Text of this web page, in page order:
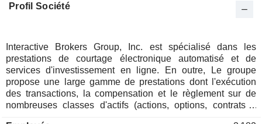
Profil Société
Interactive Brokers Group, Inc. est spécialisé dans les
prestations de courtage électronique automatisé et de
services d'investissement en ligne. En outre, Le groupe
propose une large gamme de prestations dont l'exécution
des transactions, la compensation et le règlement sur de
nombreuses classes d'actifs (actions, options, contrats à